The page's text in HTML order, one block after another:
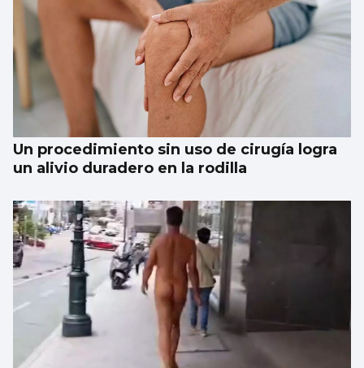
Un procedimiento sin uso de cirugía logra
un alivio duradero en la rodilla